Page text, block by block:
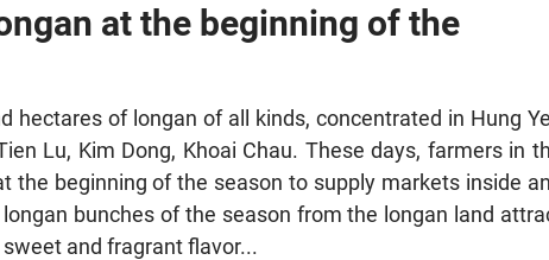
at the beginning of the
hectares of longan of all kinds, concentrated in Hung
Lu, Kim Dong, Khoai Chau. These days, farmers in
the beginning of the season to supply markets inside
bunches of the season from the longan land
and fragrant flavor...